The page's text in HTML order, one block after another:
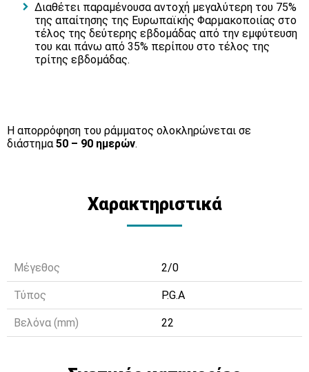
Διαθέτει παραμένουσα αντοχή μεγαλύτερη του 75%
της απαίτησης της Ευρωπαϊκής Φαρμακοποιίας στο
τέλος της δεύτερης εβδομάδας από την εμφύτευση
του και πάνω από 35% περίπου στο τέλος της
τρίτης εβδομάδας.
Η απορρόφηση του ράμματος ολοκληρώνεται σε
διάστημα 50 – 90 ημερών.
Χαρακτηριστικά
Μέγεθος 2/0
Τύπος P.G.A
Βελόνα (mm) 22